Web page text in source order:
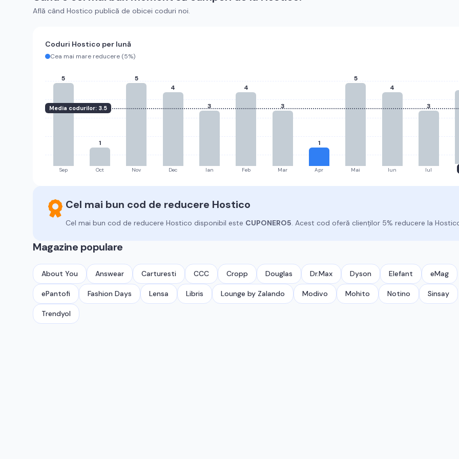
Află când Hostico publică de obicei coduri noi.
Coduri Hostico per lună
Cea mai mare reducere (5%)
Media codurilor: 3.5
5
Sep
1
Oct
5
Nov
4
Dec
3
Ian
4
Feb
3
Mar
1
Apr
5
Mai
4
Iun
3
Iul
Cel mai bun cod de reducere Hostico
Cel mai bun cod de reducere Hostico disponibil este CUPONERO5. Acest cod oferă clienților 5% reducere la
Magazine populare
About You Answear Carturesti CCC Cropp Douglas Dr.Max Dyson Elefant eMag
ePantofi Fashion Days Lensa Libris Lounge by Zalando Modivo Mohito Notino Sinsay
Trendyol